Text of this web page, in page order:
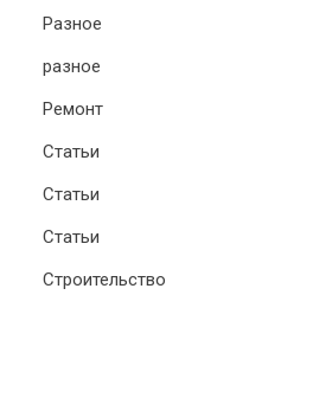
Разное
разное
Ремонт
Статьи
Статьи
Статьи
Строительство